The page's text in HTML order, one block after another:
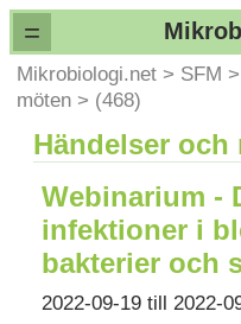
=
Mikrobiologi.net > SFM >
möten > (468)
Händelser och
Webinarium -
infektioner i
bakterier och
2022-09-19 till 2022-